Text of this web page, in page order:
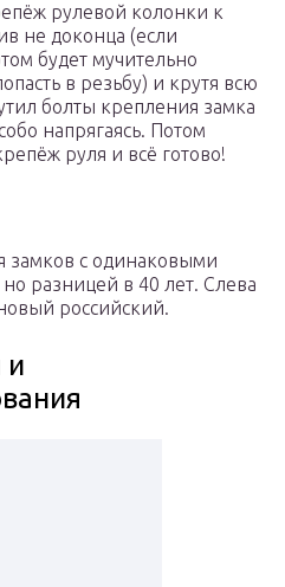
рулевой колонки к
не доконца (если
будет мучительно
в резьбу) и крутя всю
болты крепления замка
напрягаясь. Потом
руля и всё готово!
замков с одинаковыми
разницей в 40 лет. Слева
российский.
и